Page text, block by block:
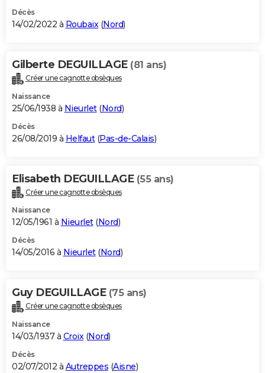
Décès
14/02/2022 à Roubaix(Nord)
Gilberte DEGUILLAGE (81 ans)
Créer une cagnotte obsèques
Naissance
25/06/1938 à Nieurlet(Nord)
Décès
26/08/2019 à Helfaut(Pas-de-Calais)
Elisabeth DEGUILLAGE (55 ans)
Créer une cagnotte obsèques
Naissance
12/05/1961 à Nieurlet(Nord)
Décès
14/05/2016 à Nieurlet(Nord)
Guy DEGUILLAGE (75 ans)
Créer une cagnotte obsèques
Naissance
14/03/1937 à Croix(Nord)
Décès
02/07/2012 à Autreppes (Aisne)